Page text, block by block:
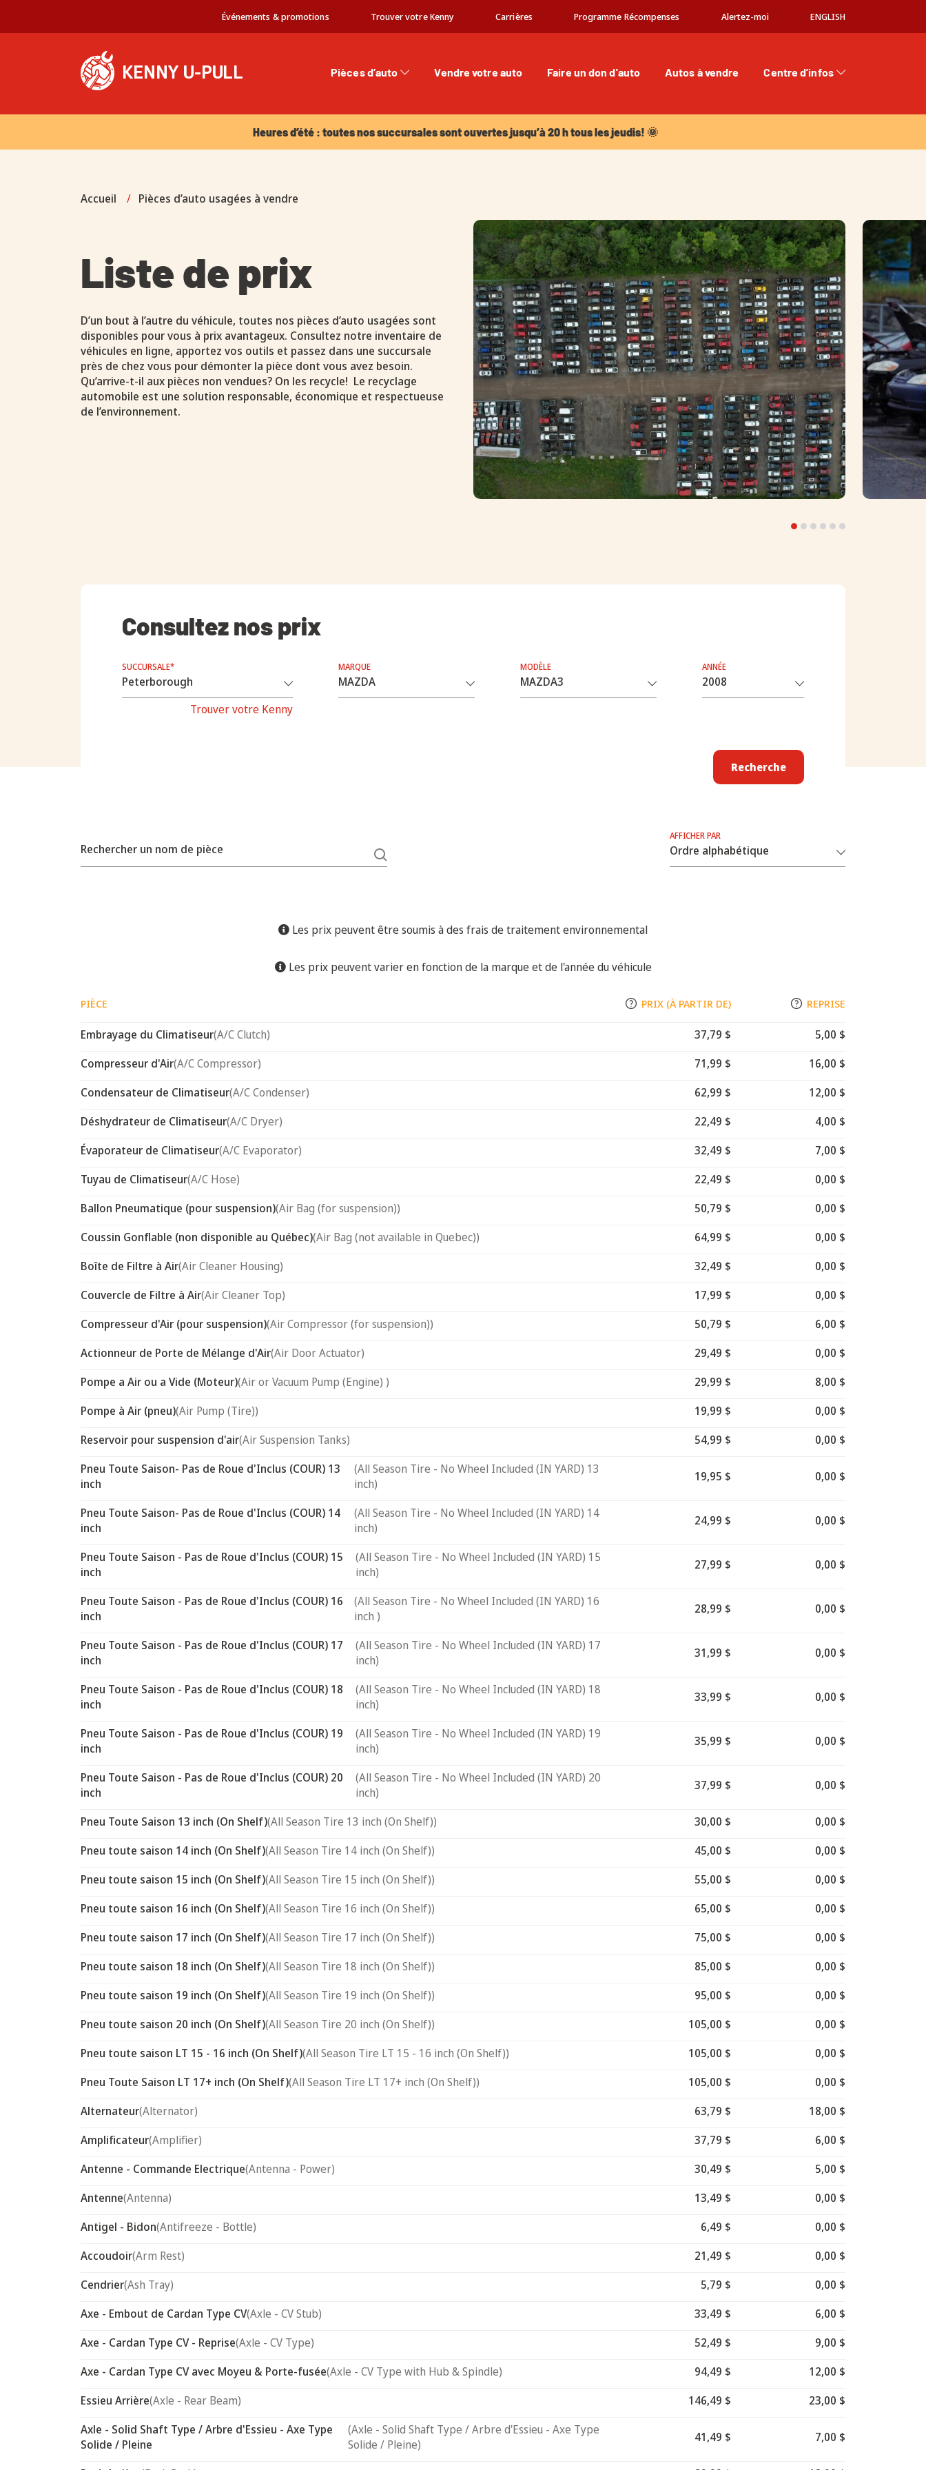
Événements & promotions Trouver votre Kenny Carrières Programme Récompenses Alertez-moi ENGLISH
Pièces d’auto Vendre votre auto Faire un don d'auto Autos à vendre
Centre d’infos
Heures d’été : toutes nos succursales sont ouvertes jusqu’à 20 h tous les jeudis! 🌞
Accueil / Pièces d’auto usagées à vendre
Liste de prix
D’un bout à l’autre du véhicule, toutes nos pièces d’auto usagées sont
disponibles pour vous à prix avantageux. Consultez notre inventaire de
véhicules en ligne, apportez vos outils et passez dans une succursale
près de chez vous pour démonter la pièce dont vous avez besoin.
Qu’arrive-t-il aux pièces non vendues? On les recycle! Le recyclage
automobile est une solution responsable, économique et respectueuse
de l’environnement.
Consultez nos prix
SUCCURSALE*
Trouver votre Kenny
MARQUE MODÈLE ANNÉE
Recherche
Rechercher un nom de pièce
AFFICHER PAR
Les prix peuvent être soumis à des frais de traitement environnemental
Les prix peuvent varier en fonction de la marque et de l'année du véhicule
PIÈCE PRIX (À PARTIR DE) REPRISE
Embrayage du Climatiseur(A/C Clutch) 37,79 $
5,00 $
Compresseur d'Air(A/C Compressor) 71,99 $
16,00 $
Condensateur de Climatiseur(A/C Condenser) 62,99 $
12,00 $
Déshydrateur de Climatiseur(A/C Dryer) 22,49 $
4,00 $
Évaporateur de Climatiseur(A/C Evaporator) 32,49 $
7,00 $
Tuyau de Climatiseur(A/C Hose) 22,49 $
0,00 $
Ballon Pneumatique (pour suspension)(Air Bag (for suspension)) 50,79 $
0,00 $
Coussin Gonflable (non disponible au Québec)(Air Bag (not available in Quebec)) 64,99 $
0,00 $
Boîte de Filtre à Air(Air Cleaner Housing) 32,49 $
0,00 $
Couvercle de Filtre à Air(Air Cleaner Top) 17,99 $
0,00 $
Compresseur d'Air (pour suspension)(Air Compressor (for suspension)) 50,79 $
6,00 $
Actionneur de Porte de Mélange d'Air(Air Door Actuator) 29,49 $
0,00 $
Pompe a Air ou a Vide (Moteur)(Air or Vacuum Pump (Engine) ) 29,99 $
8,00 $
Pompe à Air (pneu)(Air Pump (Tire)) 19,99 $
0,00 $
Reservoir pour suspension d'air(Air Suspension Tanks) 54,99 $
0,00 $
Pneu Toute Saison- Pas de Roue d'Inclus (COUR) 13
inch
(All Season Tire - No Wheel Included (IN YARD) 13
inch)
19,95 $ 0,00 $
Pneu Toute Saison- Pas de Roue d'Inclus (COUR) 14
inch
(All Season Tire - No Wheel Included (IN YARD) 14
inch)
24,99 $ 0,00 $
Pneu Toute Saison - Pas de Roue d'Inclus (COUR) 15
inch
(All Season Tire - No Wheel Included (IN YARD) 15
inch)
27,99 $ 0,00 $
Pneu Toute Saison - Pas de Roue d'Inclus (COUR) 16
inch
(All Season Tire - No Wheel Included (IN YARD) 16
inch )
28,99 $ 0,00 $
Pneu Toute Saison - Pas de Roue d'Inclus (COUR) 17
inch
(All Season Tire - No Wheel Included (IN YARD) 17
inch)
31,99 $ 0,00 $
Pneu Toute Saison - Pas de Roue d'Inclus (COUR) 18
inch
(All Season Tire - No Wheel Included (IN YARD) 18
inch)
33,99 $ 0,00 $
Pneu Toute Saison - Pas de Roue d'Inclus (COUR) 19
inch
(All Season Tire - No Wheel Included (IN YARD) 19
inch)
35,99 $ 0,00 $
Pneu Toute Saison - Pas de Roue d'Inclus (COUR) 20
inch
(All Season Tire - No Wheel Included (IN YARD) 20
inch)
37,99 $ 0,00 $
Pneu Toute Saison 13 inch (On Shelf)(All Season Tire 13 inch (On Shelf)) 30,00 $
0,00 $
Pneu toute saison 14 inch (On Shelf)(All Season Tire 14 inch (On Shelf)) 45,00 $
0,00 $
Pneu toute saison 15 inch (On Shelf)(All Season Tire 15 inch (On Shelf)) 55,00 $
0,00 $
Pneu toute saison 16 inch (On Shelf)(All Season Tire 16 inch (On Shelf)) 65,00 $
0,00 $
Pneu toute saison 17 inch (On Shelf)(All Season Tire 17 inch (On Shelf)) 75,00 $
0,00 $
Pneu toute saison 18 inch (On Shelf)(All Season Tire 18 inch (On Shelf)) 85,00 $
0,00 $
Pneu toute saison 19 inch (On Shelf)(All Season Tire 19 inch (On Shelf)) 95,00 $
0,00 $
Pneu toute saison 20 inch (On Shelf)(All Season Tire 20 inch (On Shelf)) 105,00 $
0,00 $
Pneu toute saison LT 15 - 16 inch (On Shelf)(All Season Tire LT 15 - 16 inch (On Shelf)) 105,00 $
0,00 $
Pneu Toute Saison LT 17+ inch (On Shelf)(All Season Tire LT 17+ inch (On Shelf)) 105,00 $
0,00 $
Alternateur(Alternator) 63,79 $
18,00 $
Amplificateur(Amplifier) 37,79 $
6,00 $
Antenne - Commande Electrique(Antenna - Power) 30,49 $
5,00 $
Antenne(Antenna) 13,49 $
0,00 $
Antigel - Bidon(Antifreeze - Bottle) 6,49 $
0,00 $
Accoudoir(Arm Rest) 21,49 $
0,00 $
Cendrier(Ash Tray) 5,79 $
0,00 $
Axe - Embout de Cardan Type CV(Axle - CV Stub) 33,49 $
6,00 $
Axe - Cardan Type CV - Reprise(Axle - CV Type) 52,49 $
9,00 $
Axe - Cardan Type CV avec Moyeu & Porte-fusée(Axle - CV Type with Hub & Spindle) 94,49 $
12,00 $
Essieu Arrière(Axle - Rear Beam) 146,49 $
23,00 $
Axle - Solid Shaft Type / Arbre d'Essieu - Axe Type
Solide / Pleine
(Axle - Solid Shaft Type / Arbre d'Essieu - Axe Type
Solide / Pleine)
41,49 $ 7,00 $